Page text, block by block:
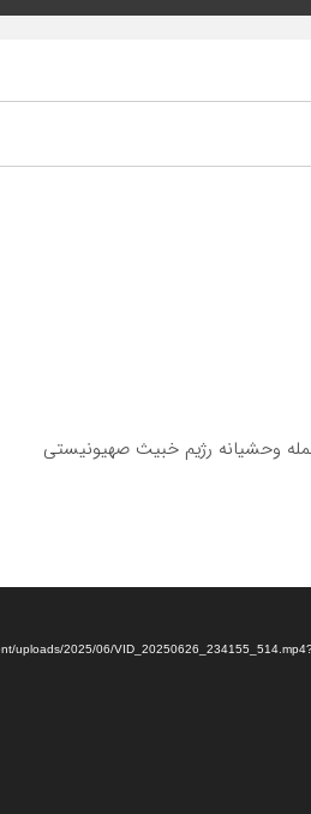
وحشیانه رژیم خبیث صهیونیستی